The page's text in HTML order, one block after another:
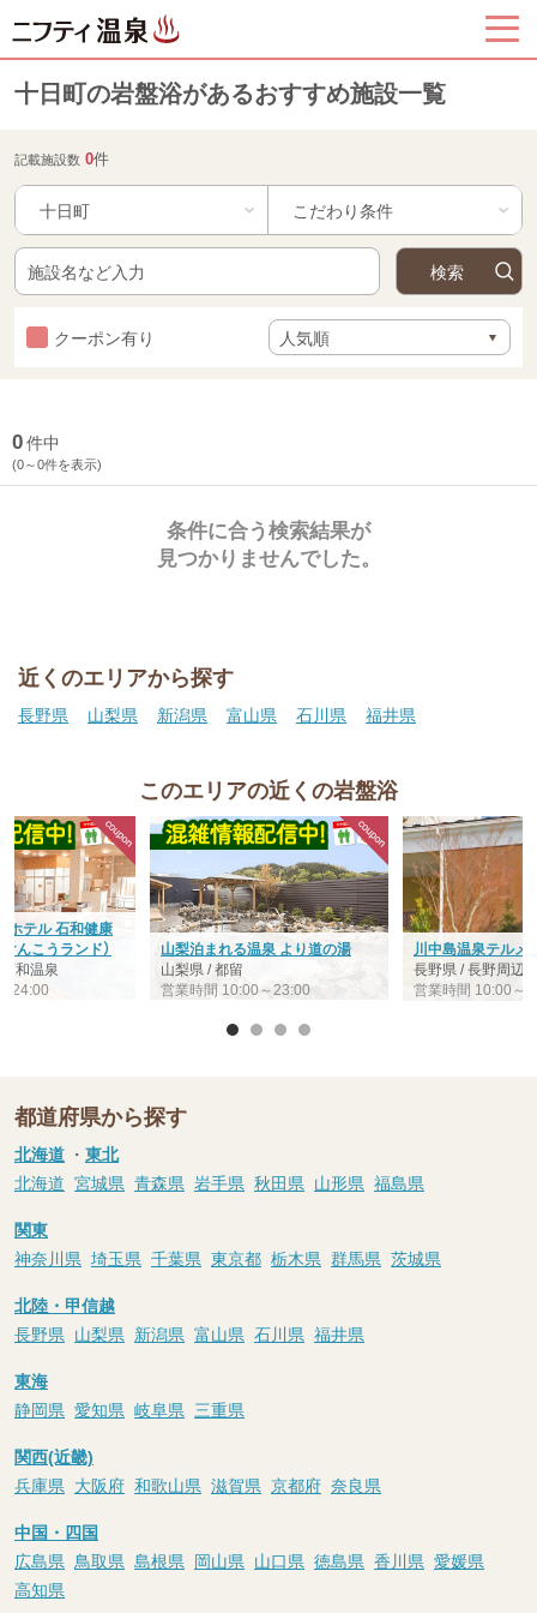
十日町の岩盤浴があるおすすめ施設一覧
記載施設数 0件
十日町
クーポン有り
0件中
(0～0件を表示)
条件に合う検索結果が
見つかりませんでした。
近くのエリアから探す
長野県 山梨県 新潟県 富山県 石川県 福井県
このエリアの近くの岩盤浴
ホテル 石和健康
んこうランド）
和温泉
24:00
山梨泊まれる温泉 より道の湯
山梨県 / 都留
営業時間 10:00～23:00
川中島温泉テルメ
長野県 / 長野周辺
営業時間 10:00～
都道府県から探す
北海道 ・ 東北
北海道 宮城県 青森県 岩手県 秋田県 山形県 福島県
関東
神奈川県 埼玉県 千葉県 東京都 栃木県 群馬県 茨城県
北陸・甲信越
長野県 山梨県 新潟県 富山県 石川県 福井県
東海
静岡県 愛知県 岐阜県 三重県
関西(近畿)
兵庫県 大阪府 和歌山県 滋賀県 京都府 奈良県
中国・四国
広島県 鳥取県 島根県 岡山県 山口県 徳島県 香川県 愛媛県
高知県